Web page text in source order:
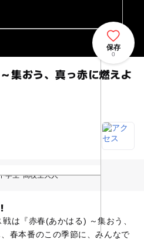
集おう、真っ赤に燃えよ
保存
0
学生･高校生大人
は『赤春(あかはる) ～集おう、
春本番のこの季節に、みんなで